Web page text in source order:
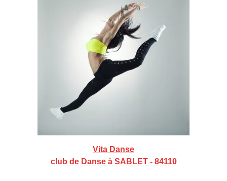
Vita Danse
club de Danse à SABLET - 84110